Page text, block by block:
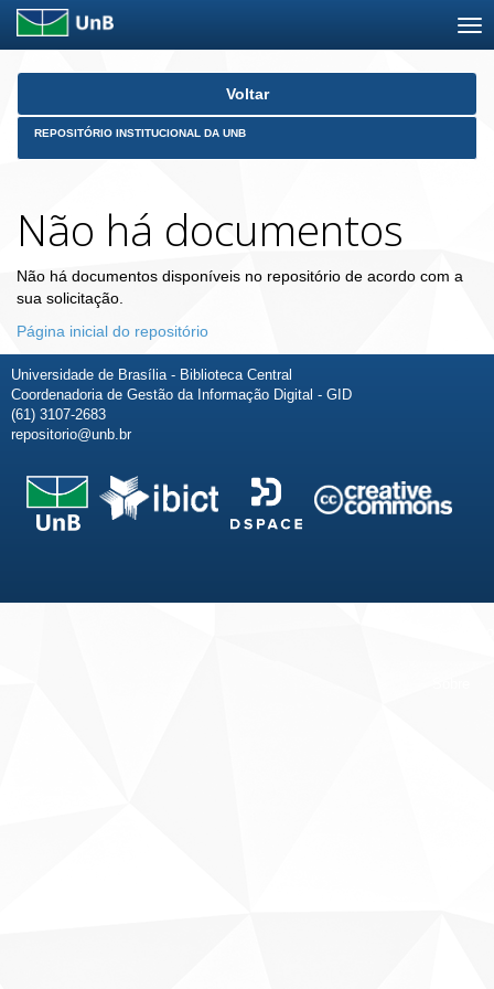
Skip
Voltar
REPOSITÓRIO INSTITUCIONAL DA UNB
Não há documentos
Não há documentos disponíveis no repositório de acordo com a
sua solicitação.
Página inicial do repositório
Universidade de Brasília - Biblioteca Central
Coordenadoria de Gestão da Informação Digital - GID
(61) 3107-2683
repositorio@unb.br